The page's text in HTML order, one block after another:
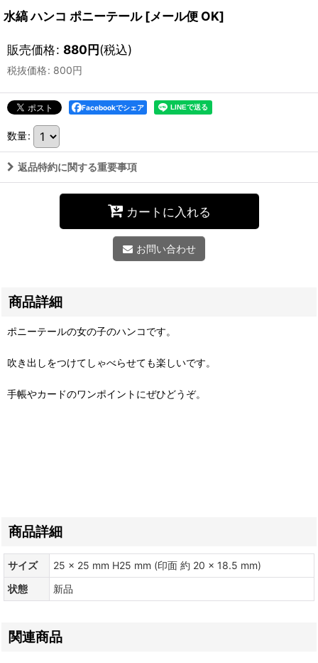
水縞 ハンコ ポニーテール [メール便 OK]
販売価格: 880円(税込)
税抜価格: 800円
Facebookでシェア
数量:
返品特約に関する重要事項
カートに入れる
お問い合わせ
商品詳細
ポニーテールの女の子のハンコです。
吹き出しをつけてしゃべらせても楽しいです。
手帳やカードのワンポイントにぜひどうぞ。
商品詳細
サイズ
25 × 25 mm H25 mm (印面 約 20 × 18.5 mm)
状態
新品
関連商品